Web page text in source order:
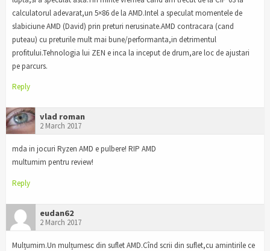
calculatorul adevarat,un 5×86 de la AMD.Intel a speculat momentele de
slabiciune AMD (David) prin preturi nerusinate.AMD contracara (cand
puteau) cu preturile mult mai bune/performanta,in detrimentul
profitului.Tehnologia lui ZEN e inca la inceput de drum,are loc de ajustari
pe parcurs.
Reply
vlad roman
2 March 2017
mda in jocuri Ryzen AMD e pulbere! RIP AMD
multumim pentru review!
Reply
eudan62
2 March 2017
Mulțumim.Un mulțumesc din suflet AMD.Cînd scrii din suflet,cu amintirile ce